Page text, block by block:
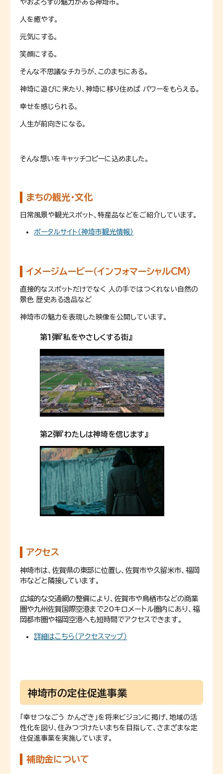
やおよろずの魅力がある神埼市。
人を癒やす。
元気にする。
笑顔にする。
そんな不思議なチカラが、このまちにある。
神埼に遊びに来たり、神埼に移り住めば パワーをもらえる。
幸せを感じられる。
人生が前向きになる。
そんな想いをキャッチコピーに込めました。
まちの観光・文化
日常風景や観光スポット、特産品などをご紹介しています。
ポータルサイト（神埼市観光情報）
イメージムービー（インフォマーシャルCM）
直接的なスポットだけでなく 人の手ではつくれない自然の
景色 歴史ある逸品など
神埼市の魅力を表現した映像を公開しています。
第1弾『私をやさしくする街』
第2弾『わたしは神埼を信じます』
アクセス
神埼市は、佐賀県の東部に位置し、佐賀市や久留米市、福岡
市などと隣接しています。
広域的な交通網の整備により、佐賀市や鳥栖市などの商業
圏や九州佐賀国際空港まで20キロメートル圏内にあり、福
岡都市圏や福岡空港へも短時間でアクセスできます。
詳細はこちら（アクセスマップ）
神埼市の定住促進事業
「幸せつなごう かんざき」を将来ビジョンに掲げ、地域の活
性化を図り、住みつづけたいまちを目指して、さまざまな定
住促進事業を実施しています。
補助金について